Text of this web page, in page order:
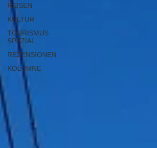
REISEN
KULTUR
TOURISMUS
SPEZIAL
REZENSIONEN
KOLUMNE